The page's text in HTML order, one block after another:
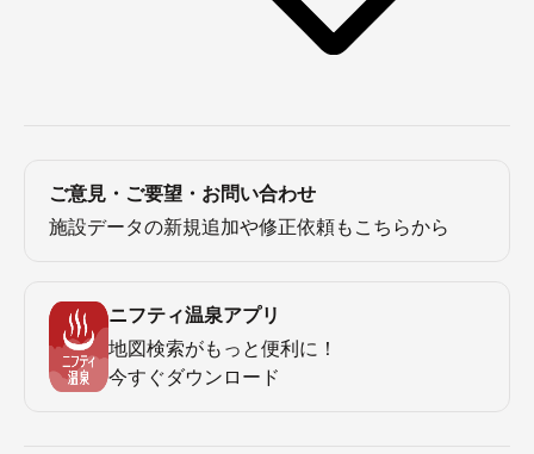
ご意見・ご要望・お問い合わせ
施設データの新規追加や修正依頼もこちらから
ニフティ温泉アプリ
地図検索がもっと便利に！
今すぐダウンロード